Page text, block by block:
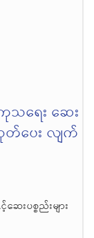
သရေး ဆေး
တ်ပေး လျက်
းပစ္စည်းများ